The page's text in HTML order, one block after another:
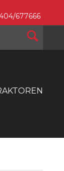
677666